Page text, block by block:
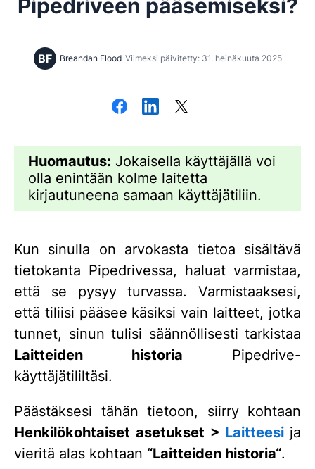
Pipedriveen pääsemiseksi?
BF Breandan Flood Viimeksi päivitetty: 31. heinäkuuta 2025
Huomautus: Jokaisella käyttäjällä voi
olla enintään kolme laitetta
kirjautuneena samaan käyttäjätiliin.
Kun sinulla on arvokasta tietoa sisältävä
tietokanta Pipedrivessa, haluat varmistaa,
että se pysyy turvassa. Varmistaaksesi,
että tiliisi pääsee käsiksi vain laitteet, jotka
tunnet, sinun tulisi säännöllisesti tarkistaa
Laitteiden historia Pipedrive-
käyttäjätililtäsi.
Päästäksesi tähän tietoon, siirry kohtaan
Henkilökohtaiset asetukset > Laitteesi ja
vieritä alas kohtaan “Laitteiden historia“.